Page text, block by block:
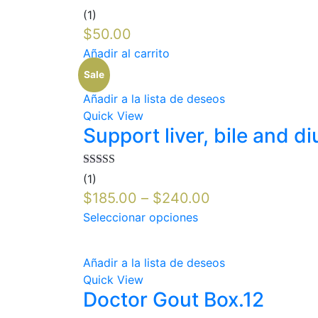
Valorado en
5.00
(1)
$50.00
Añadir al carrito
Sale
Añadir a la lista de deseos
Quick View
Support liver, bile and
Valorado en
5.00
(1)
$185.00 – $240.00
Seleccionar opciones
Añadir a la lista de deseos
Quick View
Doctor Gout Box.12